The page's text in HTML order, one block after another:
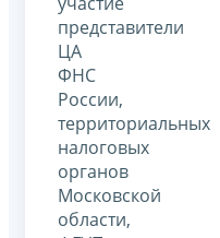
представители
ЦА
ФНС
России,
территориальных
налоговых
органов
Московской
области,